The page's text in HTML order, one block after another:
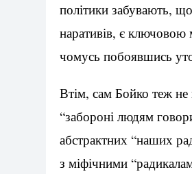
політики забувають,
наративів, є
чомусь побоявшись
Втім, сам Бойко теж не
“забороні людям
абстрактних “наших
з міфічними